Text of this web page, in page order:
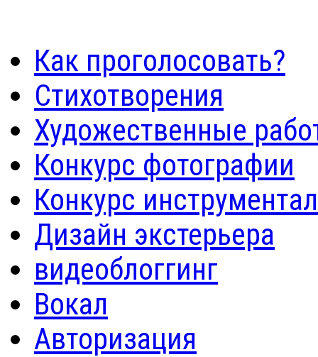
Как проголосовать?
Стихотворения
Художественные
Конкурс фотографии
Конкурс
Дизайн экстерьера
видеоблоггинг
Вокал
Авторизация